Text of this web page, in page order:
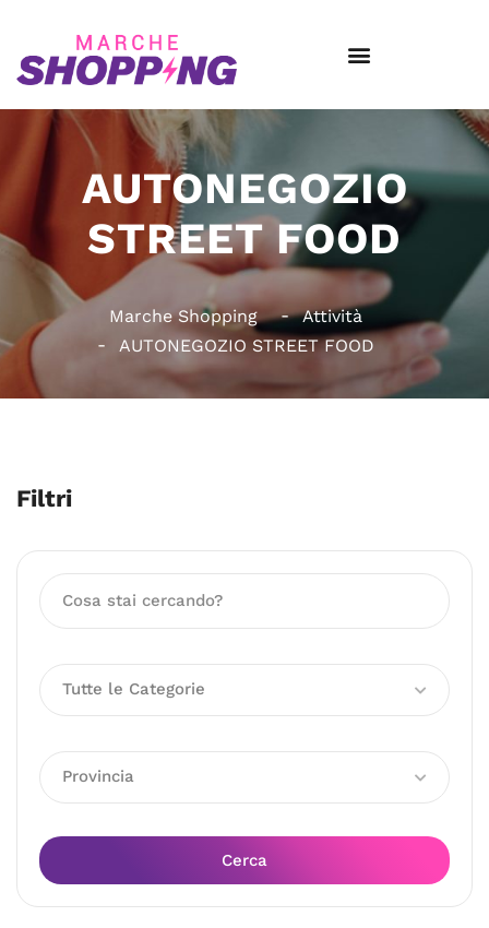
AUTONEGOZIO
STREET FOOD
Marche Shopping
Attività
AUTONEGOZIO STREET FOOD
Filtri
Tutte le Categorie
Provincia
Cerca